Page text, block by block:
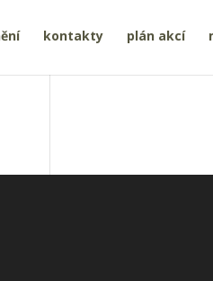
kontakty plán akcí